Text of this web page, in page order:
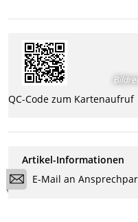
QC-Code zum Kartenaufruf
Artikel-Informationen
E-Mail an